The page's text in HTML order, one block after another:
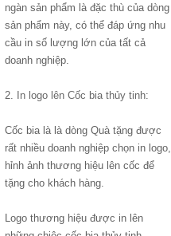
ngàn sản phẩm là đặc thù của dòng
sản phẩm này, có thể đáp ứng nhu
cầu in số lượng lớn của tất cả
doanh nghiệp.
2. In logo lên Cốc bia thủy tinh:
Cốc bia là là dòng Quà tặng được
rất nhiều doanh nghiệp chọn in logo,
hỉnh ảnh thương hiệu lên cốc để
tặng cho khách hàng.
Logo thương hiệu được in lên